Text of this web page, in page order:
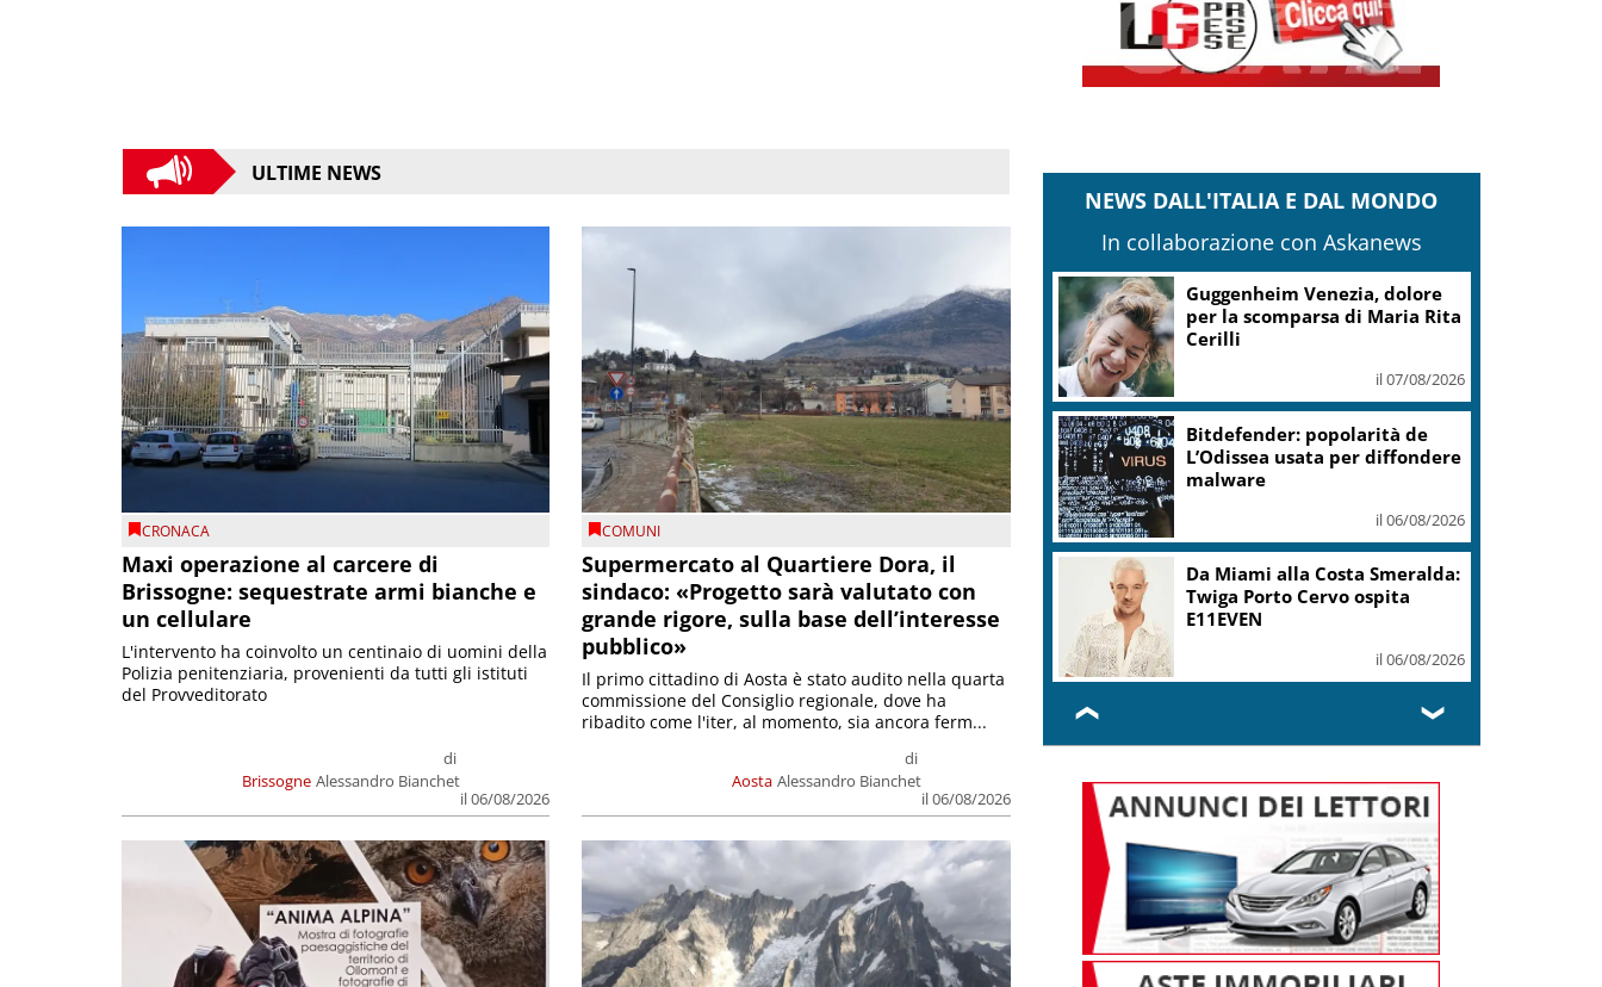
ULTIME NEWS
CRONACA
Maxi operazione al carcere di
Brissogne: sequestrate armi bianche e
un cellulare
Brissogne
di
Alessandro Bianchet
il 06/08/2026
L'intervento ha coinvolto un centinaio di uomini della
Polizia penitenziaria, provenienti da tutti gli istituti
del Provveditorato
COMUNI
Supermercato al Quartiere Dora, il
sindaco: «Progetto sarà valutato con
grande rigore, sulla base dell’interesse
pubblico»
Aosta
di
Alessandro Bianchet
il 06/08/2026
Il primo cittadino di Aosta è stato audito nella quarta
commissione del Consiglio regionale, dove ha
ribadito come l'iter, al momento, sia ancora ferm...
NEWS DALL'ITALIA E DAL MONDO
In collaborazione con Askanews
Guggenheim Venezia, dolore
per la scomparsa di Maria Rita
Cerilli
il 07/08/2026
Bitdefender: popolarità de
L’Odissea usata per diffondere
malware
il 06/08/2026
Da Miami alla Costa Smeralda:
Twiga Porto Cervo ospita
E11EVEN
il 06/08/2026
❮ ❯